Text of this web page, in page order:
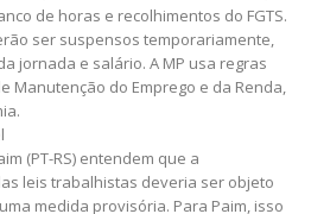
de horas e recolhimentos do FGTS.
ser suspensos temporariamente,
jornada e salário. A MP usa regras
Manutenção do Emprego e da Renda,
(PT-RS) entendem que a
leis trabalhistas deveria ser objeto
medida provisória. Para Paim, isso